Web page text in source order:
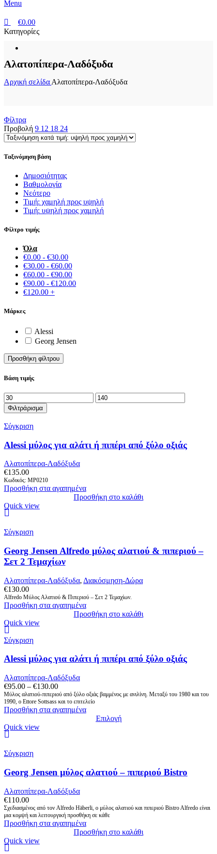
Menu
€0.00
Κατηγορίες
Αλατοπίπερα-Λαδόξυδα
Αρχική σελίδα Αλατοπίπερα-Λαδόξυδα
Φίλτρα
Προβολή 9 12 18 24
Ταξινόμηση βάση
Δημοσιότητας
Βαθμολογία
Νεότερο
Τιμή: χαμηλή προς υψηλή
Τιμή: υψηλή προς χαμηλή
Φίλτρο τιμής
Όλα
€0.00 - €30.00
€30.00 - €60.00
€60.00 - €90.00
€90.00 - €120.00
€120.00 +
Μάρκες
Alessi
Georg Jensen
Προσθήκη φίλτρου
Βάση τιμής
Ελάχιστη
τιμή
Μέγιστη
τιμή
Φιλτράρισμα
Σύγκριση
Alessi μύλος για αλάτι ή πιπέρι από ξύλο οξιάς
Αλατοπίπερα-Λαδόξυδα
€135.00
Κωδικός: MP0210
Προσθήκη στα αγαπημένα
Προσθήκη στο καλάθι
Quick view
Σύγκριση
Georg Jensen Alfredo μύλος αλατιού & πιπεριού –
Σετ 2 Τεμαχίων
Αλατοπίπερα-Λαδόξυδα, Διακόσμηση-Δώρα
€130.00
Alfredo Μύλος Αλατιού & Πιπεριού – Σετ 2 Τεμαχίων.
Προσθήκη στα αγαπημένα
Προσθήκη στο καλάθι
Quick view
Σύγκριση
Alessi μύλος για αλάτι ή πιπέρι από ξύλο οξιάς
Αλατοπίπερα-Λαδόξυδα
€95.00 – €130.00Price
range:
€95.00
through
Μύλος αλατιού-πιπεριού από ξύλο οξιάς βαμμένος με ανιλίνη. Μεταξύ του 1980 και του
1990, ο Ettore Sottsass και το επιτελείο
Προσθήκη στα αγαπημένα
Επιλογή
Αυτό
το
έχει
παραλλαγές.
Οι
επιλογές
μπορούν
να
επιλεγούν
στη
του
προϊόντος
Quick view
Σύγκριση
Georg Jensen μύλος αλατιού – πιπεριού Bistro
Αλατοπίπερα-Λαδόξυδα
€110.00
Σχεδιασμένος από τον Alfredo Häberli, ο μύλος αλατιού και πιπεριού Bistro Alfredo είναι
μια κομψή και λειτουργική προσθήκη σε κάθε
Προσθήκη στα αγαπημένα
Προσθήκη στο καλάθι
Quick view